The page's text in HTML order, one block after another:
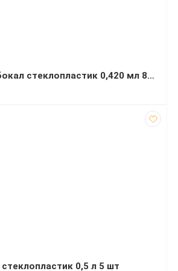
Коктейльный бокал стеклопластик 0,420 мл 8 шт.
0,5 л 5 шт